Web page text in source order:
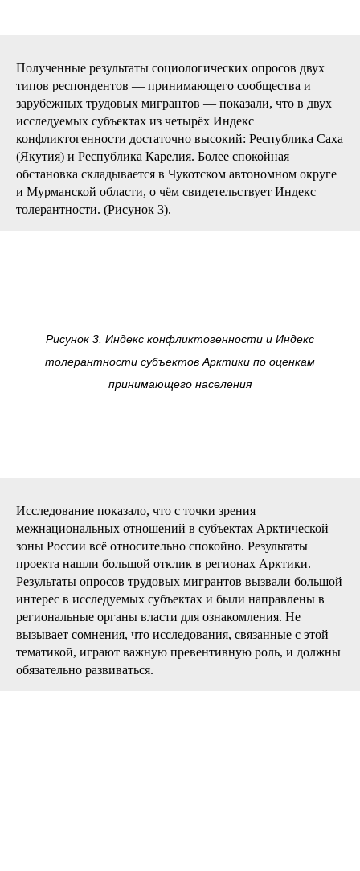
Полученные результаты социологических опросов двух
типов респондентов — принимающего сообщества и
зарубежных трудовых мигрантов — показали, что в двух
исследуемых субъектах из четырёх Индекс
конфликтогенности достаточно высокий: Республика Саха
(Якутия) и Республика Карелия. Более спокойная
обстановка складывается в Чукотском автономном округе
и Мурманской области, о чём свидетельствует Индекс
толерантности. (Рисунок 3).
Рисунок 3. Индекс конфликтогенности и Индекс
толерантности субъектов Арктики по оценкам
принимающего населения
Исследование показало, что с точки зрения
межнациональных отношений в субъектах Арктической
зоны России всё относительно спокойно. Результаты
проекта нашли большой отклик в регионах Арктики.
Результаты опросов трудовых мигрантов вызвали большой
интерес в исследуемых субъектах и были направлены в
региональные органы власти для ознакомления. Не
вызывает сомнения, что исследования, связанные с этой
тематикой, играют важную превентивную роль, и должны
обязательно развиваться.